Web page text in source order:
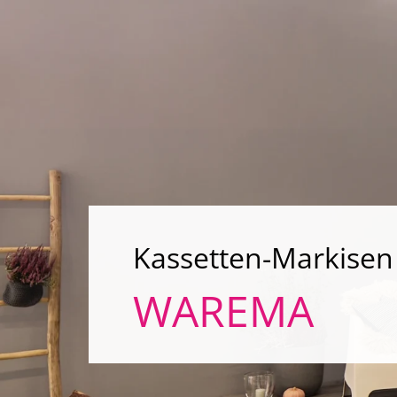
Kassetten-
WAREMA